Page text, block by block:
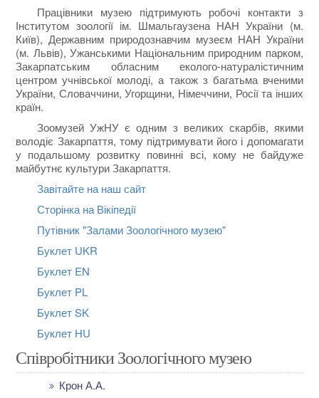
Працівники музею підтримують робочі контакти з
Інститутом зоології ім. Шмальгаузена НАН України (м.
Київ), Державним природознавчим музеєм НАН України
(м. Львів), Ужанськими Національним природним парком,
Закарпатським обласним еколого-натуралістичним
центром учнівської молоді, а також з багатьма вченими
України, Словаччини, Угорщини, Німеччини, Росії та інших
країн.
Зоомузей УжНУ є одним з великих скарбів, якими
володіє Закарпаття, тому підтримувати його і допомагати
у подальшому розвитку повинні всі, кому не байдуже
майбутнє культури Закарпаття.
Завітайте на наш сайт
Сторінка на Вікіпедії
Путівник "Залами Зоологічного музею"
Буклет UKR
Буклет EN
Буклет PL
Буклет SK
Буклет HU
Співробітники Зоологічного музею
Крон А.А.